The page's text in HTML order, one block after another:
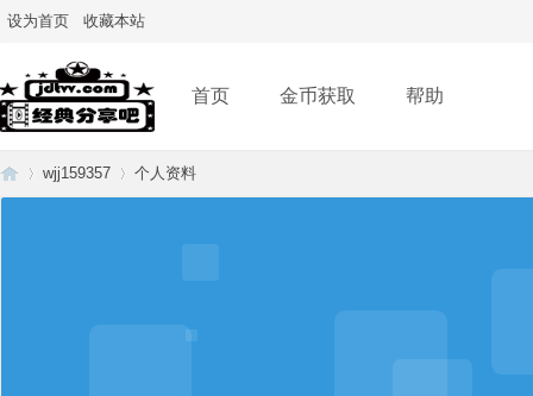
设为首页 收藏本站
首页 金币获取 帮助
wjj159357 个人资料